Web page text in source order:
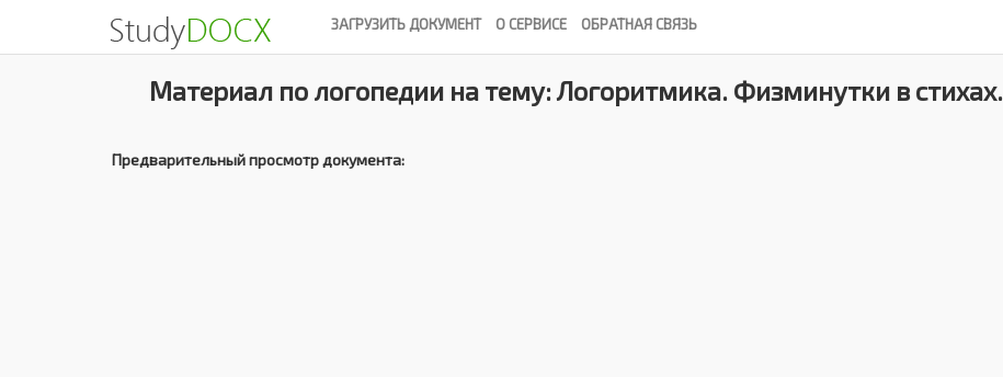
ЗАГРУЗИТЬ ДОКУМЕНТ О СЕРВИСЕ ОБРАТНАЯ СВЯЗЬ
Материал по логопедии на тему: Логоритмика. Физминутки в стихах.
Предварительный просмотр документа: